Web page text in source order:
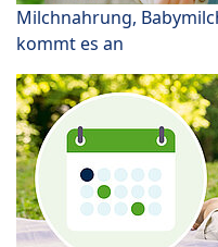
Milchnahrung,
kommt es an